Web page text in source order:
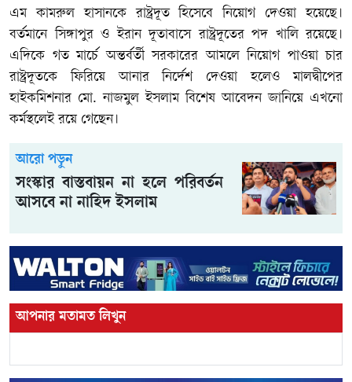
এম কামরুল হাসানকে রাষ্ট্রদূত হিসেবে নিয়োগ দেওয়া হয়েছে।
বর্তমানে সিঙ্গাপুর ও ইরান দূতাবাসে রাষ্ট্রদূতের পদ খালি রয়েছে।
এদিকে গত মার্চে অন্তর্বর্তী সরকারের আমলে নিয়োগ পাওয়া চার
রাষ্ট্রদূতকে ফিরিয়ে আনার নির্দেশ দেওয়া হলেও মালদ্বীপের
হাইকমিশনার মো. নাজমুল ইসলাম বিশেষ আবেদন জানিয়ে এখনো
কর্মস্থলেই রয়ে গেছেন।
আরো পড়ুন
সংস্কার বাস্তবায়ন না হলে পরিবর্তন
আসবে না নাহিদ ইসলাম
আপনার মতামত লিখুন